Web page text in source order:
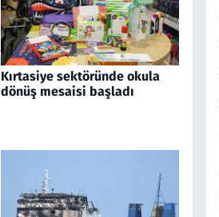
Kırtasiye sektöründe okula
dönüş mesaisi başladı